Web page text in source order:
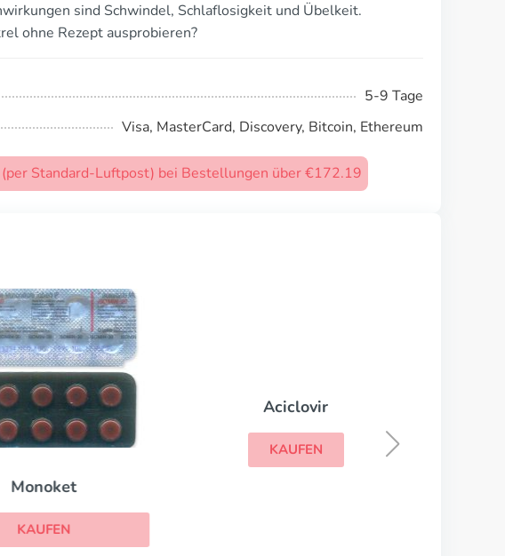
sind Schwindel, Schlaflosigkeit und Übelkeit.
ohne Rezept ausprobieren?
5-9 Tage
Visa, MasterCard, Discovery, Bitcoin, Ethereum
Standard-Luftpost) bei Bestellungen über €172.19
Monoket
KAUFEN